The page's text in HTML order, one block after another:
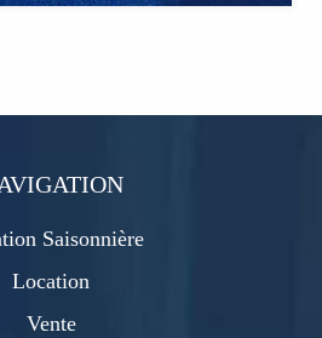
Saisonnière
Location
Vente